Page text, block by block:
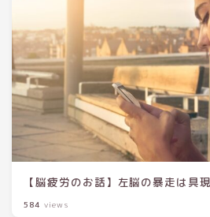
【脳疲労のお話】左脳の暴走は具
584 views